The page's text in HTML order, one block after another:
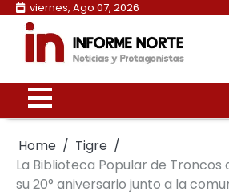
Skip
content
viernes, Ago 07, 2026
Home
Tigre
La Biblioteca Popular de
su 20° aniversario junto a la